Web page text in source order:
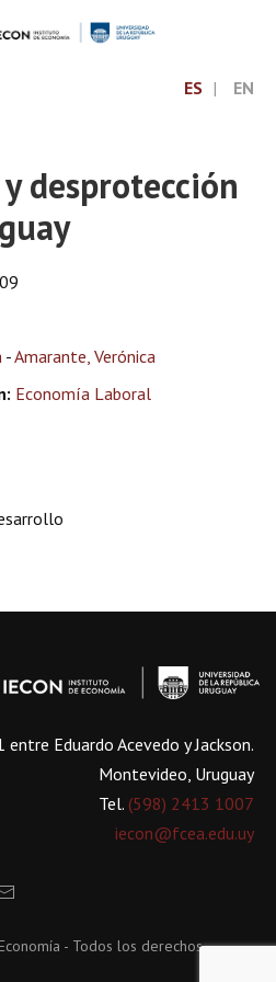
ES EN
desprotección
-Amarante, Verónica
Economía Laboral
Eduardo Acevedo y Jackson.
Montevideo, Uruguay
Tel. (598) 2413 1007
iecon@fcea.edu.uy
- Todos los derechos